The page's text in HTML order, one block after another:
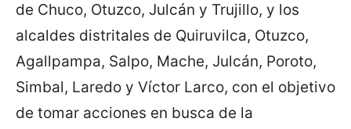
de Chuco, Otuzco, Julcán y Trujillo, y los
alcaldes distritales de Quiruvilca, Otuzco,
Agallpampa, Salpo, Mache, Julcán, Poroto,
Simbal, Laredo y Víctor Larco, con el objetivo
de tomar acciones en busca de la